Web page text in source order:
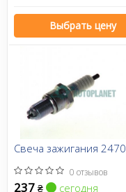
Выбрать цену
Свеча зажигания 2470
0 отзывов
237 ₴ сегодня